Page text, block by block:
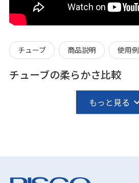
チューブ 商品説明 使用例
チューブの柔らかさ比較
もっと見る